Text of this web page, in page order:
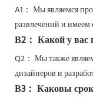
A1： Мы являемся
развлечений и имеем
В2： Какой у вас
Q2： Мы также
дизайнеров и
В3： Каковы